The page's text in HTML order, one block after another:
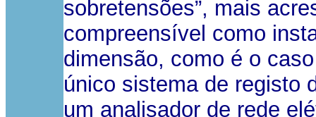
sobretensões”, mais
compreensível como
dimensão, como é o
único sistema de registo
um analisador de rede